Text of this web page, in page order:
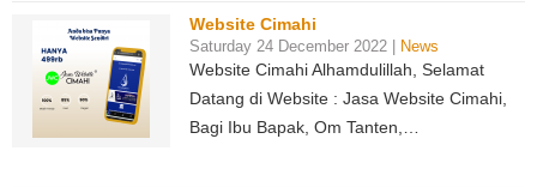
Website Cimahi
Saturday 24 December 2022 | News
Website Cimahi Alhamdulillah, Selamat
Datang di Website : Jasa Website Cimahi,
Bagi Ibu Bapak, Om Tanten,…